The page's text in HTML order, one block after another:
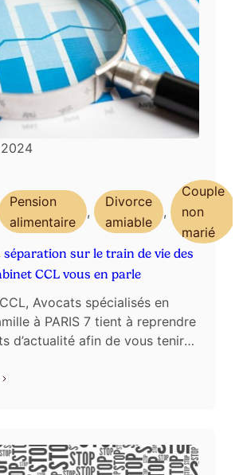
Pension
alimentaire
,
Divorce
amiable
,
Couple
non
marié
séparation sur le train de vie des
CCL vous en parle
Avocats spécialisés en
à PARIS 7 tient à reprendre
d’actualité afin de vous tenir